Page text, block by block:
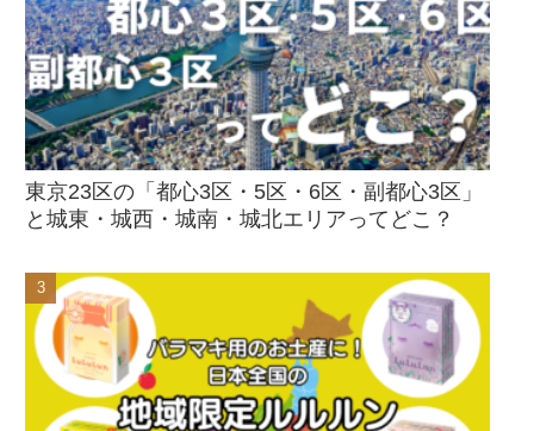
東京23区の「都心3区・5区・6区・副都心3区」
と城東・城西・城南・城北エリアってどこ？